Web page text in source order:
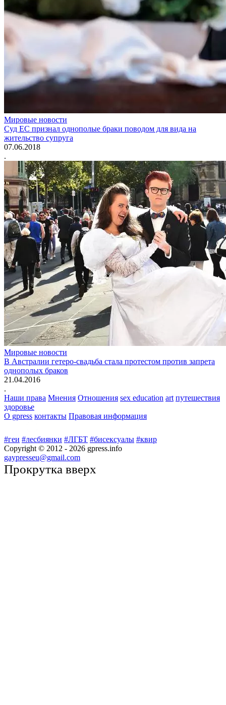
Мировые новости
Суд ЕС признал однополые браки поводом для вида на
жительство супруга
07.06.2018
.
Мировые новости
В Австралии гетеро-свадьба стала протестом против запрета
однополых браков
21.04.2016
.
Наши права Мнения Отношения sex education art путешествия
здоровье
О gpress контакты Правовая информация
#геи #лесбиянки #ЛГБТ #бисексуалы #квир
Copyright © 2012 - 2026 gpress.info
gaypresseu@gmail.com
Прокрутка вверх